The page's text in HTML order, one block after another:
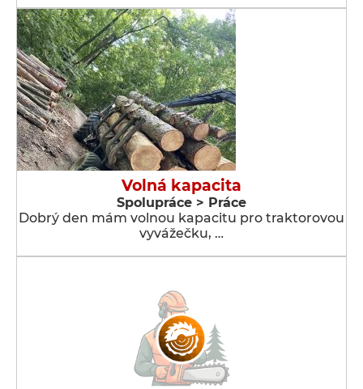
Volná kapacita
Spolupráce > Práce
Dobrý den mám volnou kapacitu pro traktorovou
vyvážečku, …